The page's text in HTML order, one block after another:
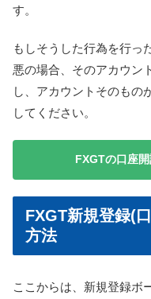
す。
もしそうした行為を行っ
悪の場合、そのアカウン
し、アカウントそのもの
してください。
FXGTの口座
FXGT新規登録(
方法
ここからは、新規登録ボ